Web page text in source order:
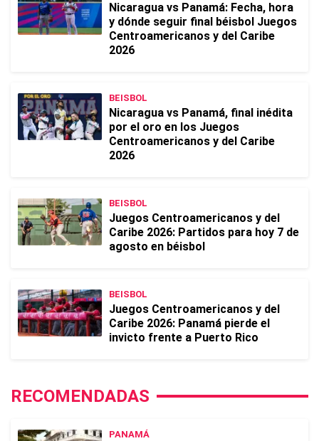
Nicaragua vs Panamá: Fecha, hora
y dónde seguir final béisbol Juegos
Centroamericanos y del Caribe
2026
BEISBOL
Nicaragua vs Panamá, final inédita
por el oro en los Juegos
Centroamericanos y del Caribe
2026
BEISBOL
Juegos Centroamericanos y del
Caribe 2026: Partidos para hoy 7 de
agosto en béisbol
BEISBOL
Juegos Centroamericanos y del
Caribe 2026: Panamá pierde el
invicto frente a Puerto Rico
RECOMENDADAS
PANAMÁ